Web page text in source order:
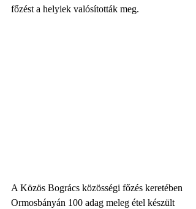
főzést a helyiek valósították meg.
A Közös Bogrács közösségi főzés keretében
Ormosbányán 100 adag meleg étel készült